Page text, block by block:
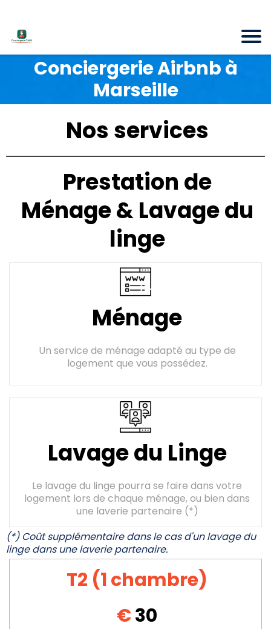
Conciergerie Airbnb à
Marseille
Nos services
Prestation de
Ménage & Lavage du
linge
Ménage
Un service de ménage adapté au type de
logement que vous possédez.
Lavage du Linge
Le lavage du linge pourra se faire dans votre
logement lors de chaque ménage, ou bien dans
une laverie partenaire (*)
(*) Coût supplémentaire dans le cas d'un lavage du
linge dans une laverie partenaire.
T2 (1 chambre)
€30